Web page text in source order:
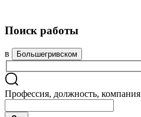
Поиск работы
в Большегривском
Профессия, должность, компания